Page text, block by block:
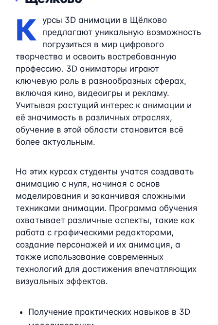
К
урсы 3D анимации в Щёлково
предлагают уникальную возможность
погрузиться в мир цифрового
творчества и освоить востребованную
профессию. 3D аниматоры играют
ключевую роль в разнообразных сферах,
включая кино, видеоигры и рекламу.
Учитывая растущий интерес к анимации и
её значимость в различных отраслях,
обучение в этой области становится всё
более актуальным.
На этих курсах студенты учатся создавать
анимацию с нуля, начиная с основ
моделирования и заканчивая сложными
техниками анимации. Программа обучения
охватывает различные аспекты, такие как
работа с графическими редакторами,
создание персонажей и их анимация, а
также использование современных
технологий для достижения впечатляющих
визуальных эффектов.
Получение практических навыков в 3D